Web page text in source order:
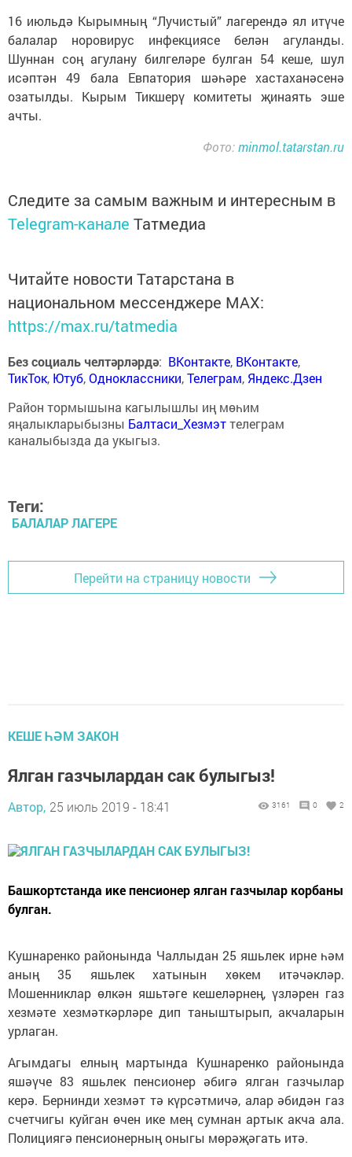
16 июльдә Кырымның “Лучистый” лагерендә ял итүче
балалар норовирус инфекциясе белән агуланды.
Шуннан соң агулану билгеләре булган 54 кеше, шул
исәптән 49 бала Евпатория шәһәре хастаханәсенә
озатылды. Кырым Тикшерү комитеты җинаять эше
ачты.
Фото:minmol.tatarstan.ru
Следите за самым важным и интересным в
Telegram-канале Татмедиа
Читайте новости Татарстана в
национальном мессенджере MАХ:
https://max.ru/tatmedia
Без социаль челтәрләрдә: ВКонтакте, ВКонтакте,
ТикТок, Ютуб,Одноклассники,Телеграм, Яндекс.Дзен
Район тормышына кагылышлы иң мөһим
яңалыкларыбызны Балтаси_Хезмэттелеграм
каналыбызда да укыгыз.
Теги:
БАЛАЛАР ЛАГЕРЕ
Перейти на страницу новости
КЕШЕ ҺӘМ ЗАКОН
Ялган газчылардан сак булыгыз!
Автор, 25 июль 2019 - 18:41 3161 0 2
Башкортстанда ике пенсионер ялган газчылар корбаны
булган.
Кушнаренко районында Чаллыдан 25 яшьлек ирне һәм
аның 35 яшьлек хатынын хөкем итәчәкләр.
Мошенниклар өлкән яшьтәге кешеләрнең, үзләрен газ
хезмәте хезмәткәрләре дип таныштырып, акчаларын
урлаган.
Агымдагы елның мартында Кушнаренко районында
яшәүче 83 яшьлек пенсионер әбигә ялган газчылар
керә. Бернинди хезмәт тә күрсәтмичә, алар әбидән газ
счетчигы куйган өчен ике мең сумнан артык акча ала.
Полициягә пенсионерның оныгы мөрәҗәгать итә.